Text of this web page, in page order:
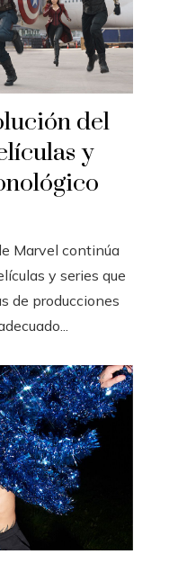
del
y
Marvel continúa
y series que
de producciones